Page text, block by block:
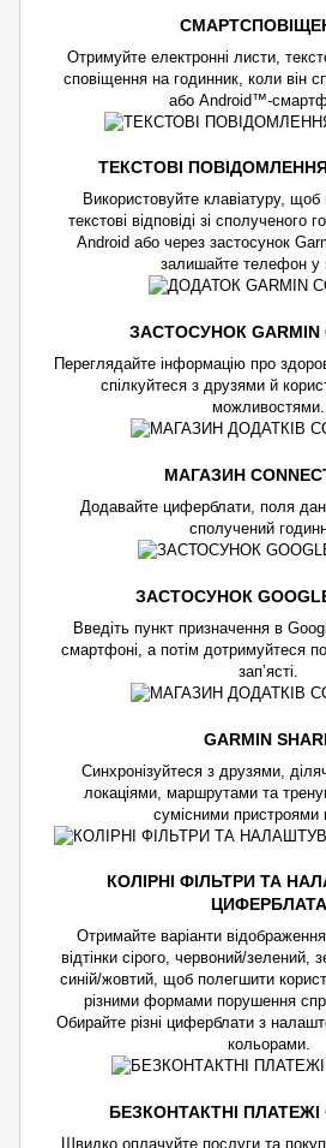
Отримуйте електронні листи,
сповіщення на годинник, коли він
або Android™-
ТЕКСТОВІ ПОВІДОМЛЕННЯ
Використовуйте клавіатуру,
текстові відповіді зі
Android або через застосунок
залишайте телефон у
ЗАСТОСУНОК GARMIN
Переглядайте інформацію про
спілкуйтеся з друзями й
можливостями.
МАГАЗИН
Додавайте циферблати, поля
сполучений
ЗАСТОСУНОК
Введіть пункт призначення в
смартфоні, а потім дотримуйтеся
зап’ясті.
GARMIN
Синхронізуйтеся з друзями,
локаціями, маршрутами та
сумісними пристроями
КОЛІРНІ ФІЛЬТРИ ТА
ЦИФЕРБЛАТА
Отримайте варіанти
відтінки сірого, червоний/зелений,
синій/жовтий, щоб полегшити
різними формами порушення
Обирайте різні циферблати з
кольорами.
БЕЗКОНТАКТНІ ПЛАТЕЖІ
Швидко оплачуйте послуги та